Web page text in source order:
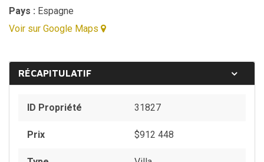
Pays : Espagne
Voir sur Google Maps
RÉCAPITULATIF
ID Propriété 31827
Prix $912 448